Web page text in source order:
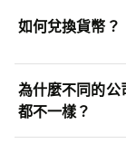
如何兌換貨幣？
為什麼不同的公
都不一樣？